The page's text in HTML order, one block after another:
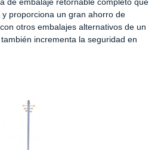
proporciona un gran ahorro de
otros embalajes alternativos de un
incrementa la seguridad en